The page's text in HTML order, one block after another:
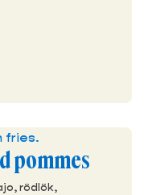
pommes
rödlök,